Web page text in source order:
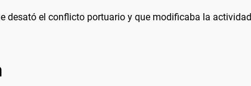
desató el conflicto portuario y que modificaba la actividad